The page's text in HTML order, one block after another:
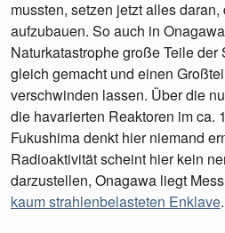
mussten, setzen jetzt alles
aufzubauen. So auch in
Naturkatastrophe große Teile der
gleich gemacht und einen
verschwinden lassen. Über die
die havarierten Reaktoren im ca.
Fukushima denkt hier niemand
Radioaktivität scheint hier kein
darzustellen, Onagawa liegt
kaum strahlenbelasteten Enklave